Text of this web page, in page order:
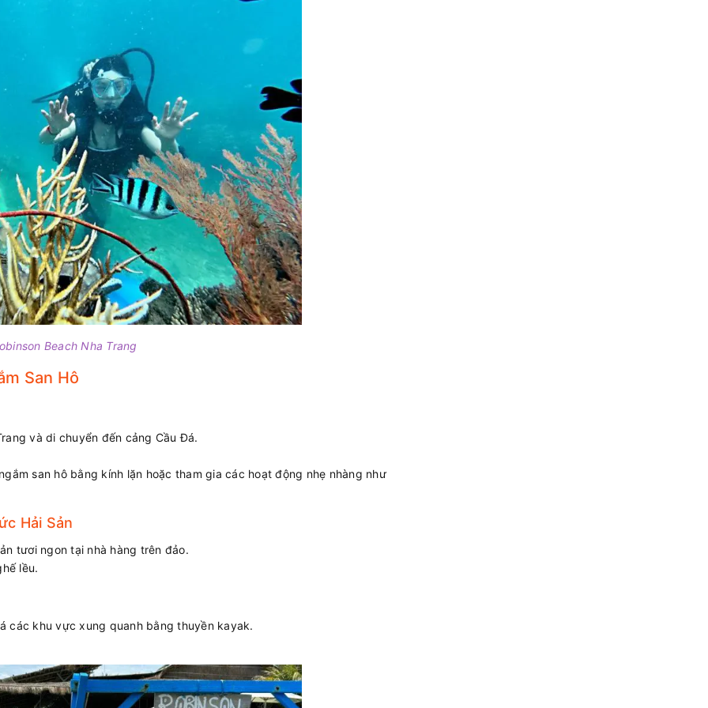
Beach Nha Trang
San Hô
và di chuyển đến cảng Cầu Đá.
san hô bằng kính lặn hoặc tham gia các hoạt động nhẹ nhàng như
Hải Sản
tươi ngon tại nhà hàng trên đảo.
lều.
các khu vực xung quanh bằng thuyền kayak.